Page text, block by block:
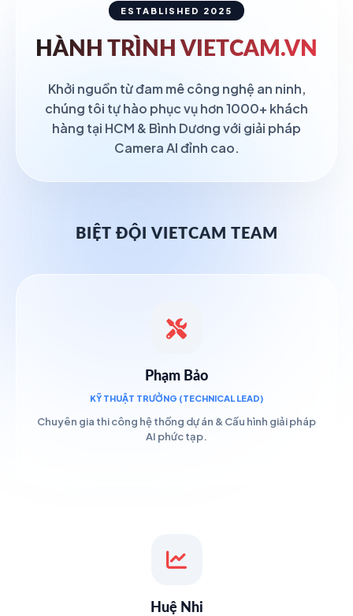
ESTABLISHED 2025
HÀNH TRÌNH VIETCAM.VN
Khởi nguồn từ đam mê công nghệ an ninh,
chúng tôi tự hào phục vụ hơn 1000+ khách
hàng tại HCM & Bình Dương với giải pháp
Camera AI đỉnh cao.
BIỆT ĐỘI VIETCAM TEAM
Phạm Bảo
KỸ THUẬT TRƯỞNG (TECHNICAL LEAD)
Chuyên gia thi công hệ thống dự án & Cấu hình giải pháp
AI phức tạp.
Huệ Nhi